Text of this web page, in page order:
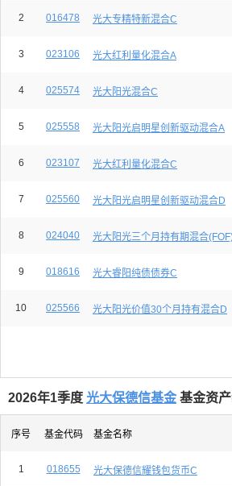
2 016478 光大专精特新混合C
3 023106 光大红利量化混合A
4 025574 光大阳光混合C
5 025558 光大阳光启明星创新驱动混合A
6 023107 光大红利量化混合C
7 025560 光大阳光启明星创新驱动混合D
8 024040 光大阳光三个月持有期混合
9 018616 光大睿阳纯债债券C
10 025566 光大阳光价值30个月持有混合D
2026年1季度 光大保德信基金 基金资
序号 基金代码 基金名称
1 018655 光大保德信耀钱包货币C